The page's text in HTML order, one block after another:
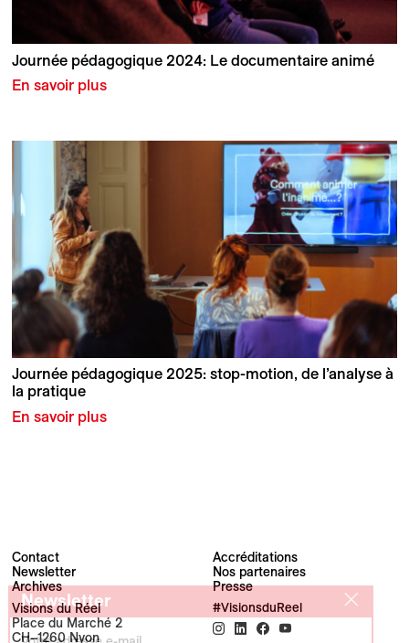
Journée pédagogique 2024: Le documentaire animé
En savoir plus
Journée pédagogique 2025: stop-motion, de l’analyse à
la pratique
En savoir plus
Contact
Newsletter
Archives
Accréditations
Nos partenaires
Presse
Visions du Réel
Place du Marché 2
CH–1260 Nyon
#VisionsduReel
Newsletter